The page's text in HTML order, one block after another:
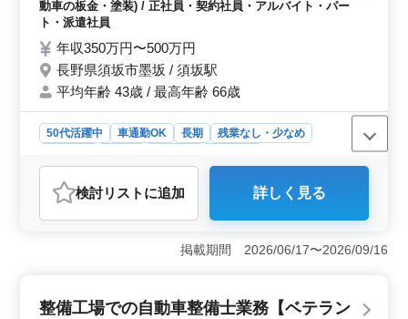
◎ まずはお気になる点、お気軽にお問い合
わせくださいませ☆ 皆様のご応募、お待ち
しております！
動車の板金・塗装) / 正社員・契約社員・アルバイト・パー
ト・派遣社員
年収350万円〜500万円
長野県須坂市墨坂 / 須坂駅
平均年齢 43歳 / 最高年齢 66歳
50代活躍中 車通勤OK 長期
残業なし・少なめ
自動車整備士
おすすめポイント
＜魅力１：シニアの方が活躍＞ 長野県須坂市墨坂の自
動車整備工場では、シニアの方々が積極的に活躍してい
ます。経験豊富な方々がチームを支え、安定した技術力
の技術水準向上につながっています。 ＜魅力２：働
検討リスト に追加 詳しく見る
掲載期間 2026/06/17〜2026/09/16
整備工場での自動車整備士業務【ベテラン